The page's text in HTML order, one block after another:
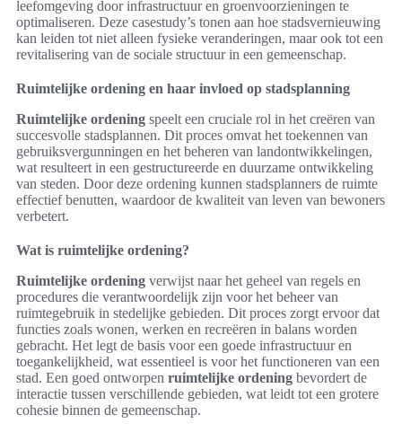
leefomgeving door infrastructuur en groenvoorzieningen te
optimaliseren. Deze casestudy’s tonen aan hoe stadsvernieuwing
kan leiden tot niet alleen fysieke veranderingen, maar ook tot een
revitalisering van de sociale structuur in een gemeenschap.
Ruimtelijke ordening en haar invloed op stadsplanning
Ruimtelijke ordening speelt een cruciale rol in het creëren van
succesvolle stadsplannen. Dit proces omvat het toekennen van
gebruiksvergunningen en het beheren van landontwikkelingen,
wat resulteert in een gestructureerde en duurzame ontwikkeling
van steden. Door deze ordening kunnen stadsplanners de ruimte
effectief benutten, waardoor de kwaliteit van leven van bewoners
verbetert.
Wat is ruimtelijke ordening?
Ruimtelijke ordening verwijst naar het geheel van regels en
procedures die verantwoordelijk zijn voor het beheer van
ruimtegebruik in stedelijke gebieden. Dit proces zorgt ervoor dat
functies zoals wonen, werken en recreëren in balans worden
gebracht. Het legt de basis voor een goede infrastructuur en
toegankelijkheid, wat essentieel is voor het functioneren van een
stad. Een goed ontworpen ruimtelijke ordening bevordert de
interactie tussen verschillende gebieden, wat leidt tot een grotere
cohesie binnen de gemeenschap.